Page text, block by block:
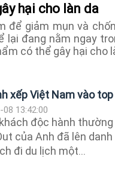
hại cho làn da
để giảm mụn và
lại đang nằm ngay
có thể gây hại cho
xếp Việt Nam vào
13:42:00
độc hành
của Anh đã lên
đi du lịch một...